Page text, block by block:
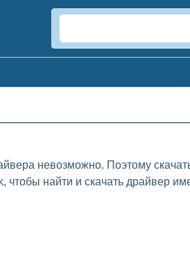
невозможно. Поэтому
найти и скачать драйвер